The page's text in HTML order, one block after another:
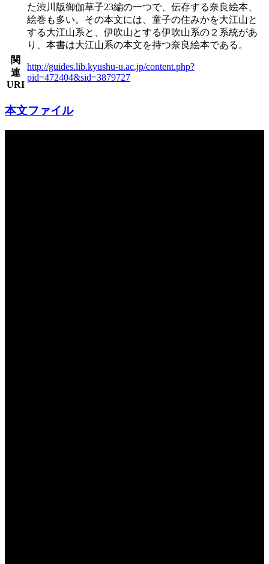
た渋川版御伽草子23編の一つで、伝存する奈良絵本、
絵巻も多い。その本文には、童子の住みかを大江山と
する大江山系と、伊吹山とする伊吹山系の２系統があ
り、本書は大江山系の本文を持つ奈良絵本である。
関
連
URI
http://guides.lib.kyushu-u.ac.jp/content.php?
pid=472404&sid=3879727
本文ファイル